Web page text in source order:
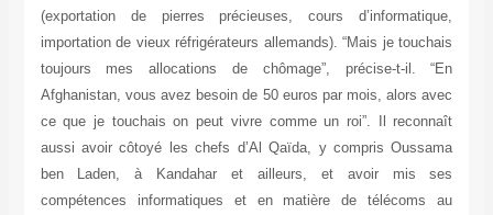
(exportation de pierres précieuses, cours d’informatique,
importation de vieux réfrigérateurs allemands). “Mais je touchais
toujours mes allocations de chômage”, précise-t-il. “En
Afghanistan, vous avez besoin de 50 euros par mois, alors avec
ce que je touchais on peut vivre comme un roi”. Il reconnaît
aussi avoir côtoyé les chefs d’Al Qaïda, y compris Oussama
ben Laden, à Kandahar et ailleurs, et avoir mis ses
compétences informatiques et en matière de télécoms au